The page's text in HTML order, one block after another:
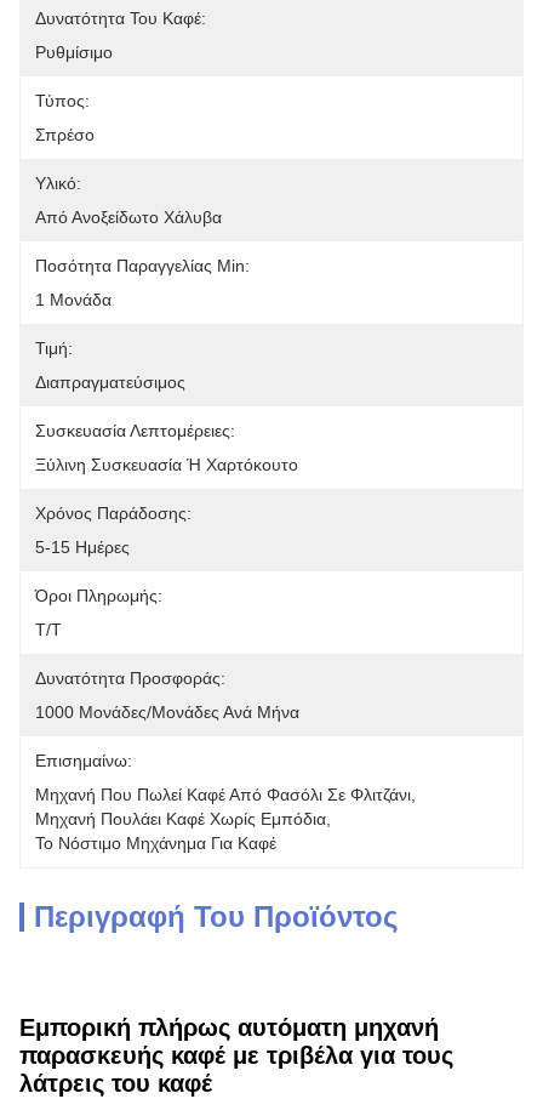
Δυνατότητα Του Καφέ:
Ρυθμίσιμο
Τύπος:
Σπρέσο
Υλικό:
Από Ανοξείδωτο Χάλυβα
Ποσότητα Παραγγελίας Min:
1 Μονάδα
Τιμή:
Διαπραγματεύσιμος
Συσκευασία Λεπτομέρειες:
Ξύλινη Συσκευασία Ή Χαρτόκουτο
Χρόνος Παράδοσης:
5-15 Ημέρες
Όροι Πληρωμής:
Τ/Τ
Δυνατότητα Προσφοράς:
1000 Μονάδες/μονάδες Ανά Μήνα
Επισημαίνω:
Μηχανή Που Πωλεί Καφέ Από Φασόλι Σε Φλιτζάνι
Μηχανή Πουλάει Καφέ Χωρίς Εμπόδια
Το Νόστιμο Μηχάνημα Για Καφέ
Περιγραφή Του Προϊόντος
Εμπορική πλήρως αυτόματη μηχανή
παρασκευής καφέ με τριβέλα για τους
λάτρεις του καφέ